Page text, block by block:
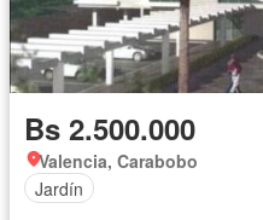
Bs 2.500.000
Valencia, Carabobo
Jardín